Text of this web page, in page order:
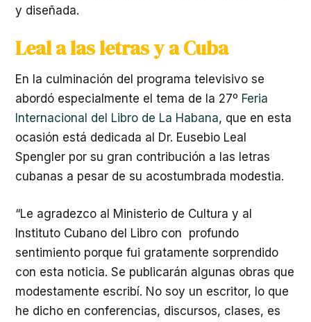
y diseñada.
Leal a las letras y a Cuba
En la culminación del programa televisivo se
abordó especialmente el tema de la 27º Feria
Internacional del Libro de La Habana, que en esta
ocasión está dedicada al Dr. Eusebio Leal
Spengler por su gran contribución a las letras
cubanas a pesar de su acostumbrada modestia.
“Le agradezco al Ministerio de Cultura y al
Instituto Cubano del Libro con profundo
sentimiento porque fui gratamente sorprendido
con esta noticia. Se publicarán algunas obras que
modestamente escribí. No soy un escritor, lo que
he dicho en conferencias, discursos, clases, es